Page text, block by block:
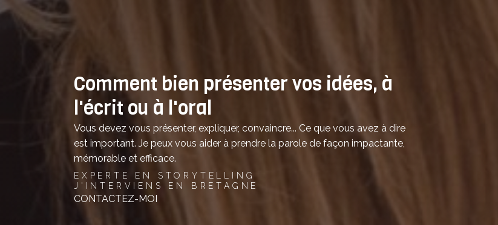
Comment bien présenter vos idées, à
l'écrit ou à l'oral
Vous devez vous présenter, expliquer, convaincre... Ce que vous avez à dire
est important. Je peux vous aider à prendre la parole de façon impactante,
mémorable et efficace.
EXPERTE EN STORYTELLING
J'INTERVIENS EN BRETAGNE
CONTACTEZ-MOI